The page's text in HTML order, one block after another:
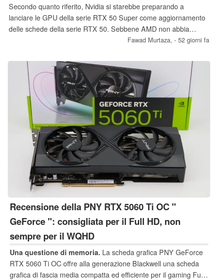
Secondo quanto riferito, Nvidia si starebbe preparando a
lanciare le GPU della serie RTX 50 Super come aggiornamento
delle schede della serie RTX 50. Sebbene AMD non abbia
ufficialmente rivelato alcun nuovo progetto relativo alle GPU, il
schede RDNA 4 che potrebbero essere in fase di sviluppo.
L’informatore ritiene ora che il piano potrebbe subire delle
modifiche.
Fawad Murtaza, - 52 giorni fa
Recensione della PNY RTX 5060 Ti OC "
GeForce ": consigliata per il Full HD, non
sempre per il WQHD
Una questione di memoria. La scheda grafica PNY GeForce
RTX 5060 Ti OC offre alla generazione Blackwell una scheda
grafica di fascia media compatta ed efficiente per il gaming Full-